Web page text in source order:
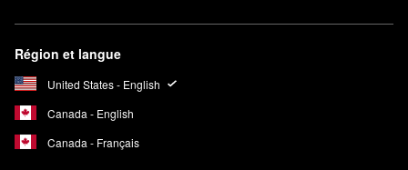
Région et langue
United States - English
Canada - English
Canada - Français